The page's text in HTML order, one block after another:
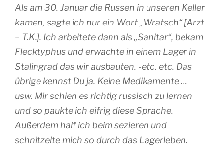
Als am 30. Januar die Russen in unseren Keller
kamen, sagte ich nur ein Wort „Wratsch“ [Arzt
– T.K.]. Ich arbeitete dann als „Sanitar“, bekam
Flecktyphus und erwachte in einem Lager in
Stalingrad das wir ausbauten. -etc. etc. Das
übrige kennst Du ja. Keine Medikamente …
usw. Mir schien es richtig russisch zu lernen
und so paukte ich eifrig diese Sprache.
Außerdem half ich beim sezieren und
schnitzelte mich so durch das Lagerleben.